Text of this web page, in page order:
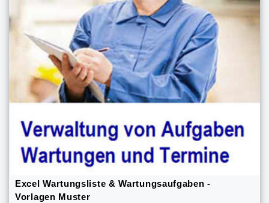
Excel Wartungsliste & Wartungsaufgaben -
Vorlagen Muster